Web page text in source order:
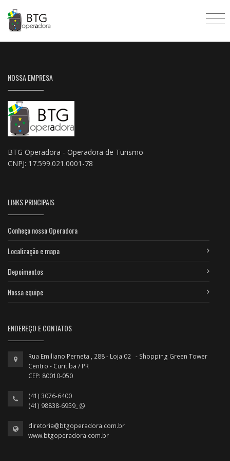
NOSSA EMPRESA
BTG Operadora - Operadora de Turismo
CNPJ: 17.599.021.0001-78
LINKS PRINCIPAIS
Conheça nossa Operadora
Localização e mapa
Depoimentos
Nossa equipe
ENDEREÇO E CONTATOS
Rua Emiliano Perneta , 288 - Loja 02 - Shopping Green Tower
Centro - Curitiba / PR
CEP: 80010-050
(41) 3076-6400
(41) 98838-6959_
diretoria@btgoperadora.com.br
www.btgoperadora.com.br